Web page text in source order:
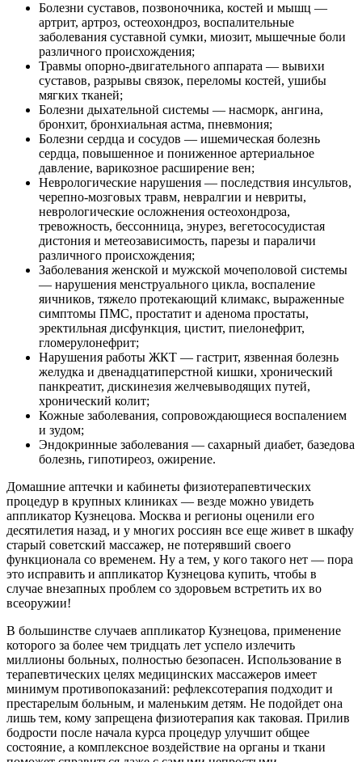
Болезни суставов, позвоночника, костей и мышц —
артрит, артроз, остеохондроз, воспалительные
заболевания суставной сумки, миозит, мышечные боли
различного происхождения;
Травмы опорно-двигательного аппарата — вывихи
суставов, разрывы связок, переломы костей, ушибы
мягких тканей;
Болезни дыхательной системы — насморк, ангина,
бронхит, бронхиальная астма, пневмония;
Болезни сердца и сосудов — ишемическая болезнь
сердца, повышенное и пониженное артериальное
давление, варикозное расширение вен;
Неврологические нарушения — последствия инсультов,
черепно-мозговых травм, невралгии и невриты,
неврологические осложнения остеохондроза,
тревожность, бессонница, энурез, вегетососудистая
дистония и метеозависимость, парезы и параличи
различного происхождения;
Заболевания женской и мужской мочеполовой системы
— нарушения менструального цикла, воспаление
яичников, тяжело протекающий климакс, выраженные
симптомы ПМС, простатит и аденома простаты,
эректильная дисфункция, цистит, пиелонефрит,
гломерулонефрит;
Нарушения работы ЖКТ — гастрит, язвенная болезнь
желудка и двенадцатиперстной кишки, хронический
панкреатит, дискинезия желчевыводящих путей,
хронический колит;
Кожные заболевания, сопровождающиеся воспалением
и зудом;
Эндокринные заболевания — сахарный диабет, базедова
болезнь, гипотиреоз, ожирение.
Домашние аптечки и кабинеты физиотерапевтических
процедур в крупных клиниках — везде можно увидеть
аппликатор Кузнецова. Москва и регионы оценили его
десятилетия назад, и у многих россиян все еще живет в шкафу
старый советский массажер, не потерявший своего
функционала со временем. Ну а тем, у кого такого нет — пора
это исправить и аппликатор Кузнецова купить, чтобы в
случае внезапных проблем со здоровьем встретить их во
всеоружии!
В большинстве случаев аппликатор Кузнецова, применение
которого за более чем тридцать лет успело излечить
миллионы больных, полностью безопасен. Использование в
терапевтических целях медицинских массажеров имеет
минимум противопоказаний: рефлексотерапия подходит и
престарелым больным, и маленьким детям. Не подойдет она
лишь тем, кому запрещена физиотерапия как таковая. Прилив
бодрости после начала курса процедур улучшит общее
состояние, а комплексное воздействие на органы и ткани